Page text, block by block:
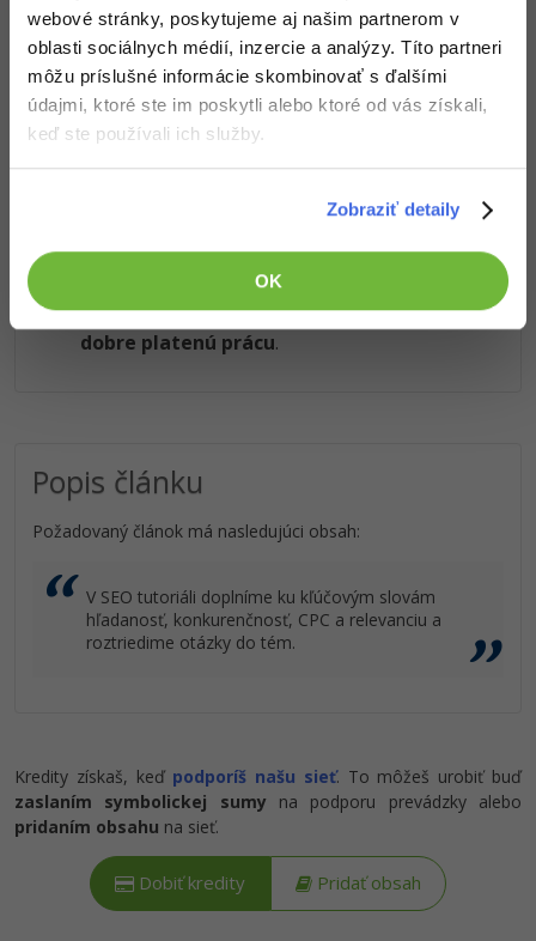
webové stránky, poskytujeme aj našim partnerom v
oblasti sociálnych médií, inzercie a analýzy. Títo partneri
môžu príslušné informácie skombinovať s ďalšími
údajmi, ktoré ste im poskytli alebo ktoré od vás získali,
keď ste používali ich služby.
Zobraziť detaily
OK
Obsah článku spadá pod licenciuPremium III, kúpou článku
súhlasíš sozmluvnými podmienkami.
v oblasti IT.
Zručnosti, ktoré ti pomôžu získať vysnívanú a
dobre platenú prácu.
Popis článku
Požadovaný článok má nasledujúci obsah:
V SEO tutoriáli doplníme ku kľúčovým slovám
hľadanosť, konkurenčnosť, CPC a relevanciu a
roztriedime otázky do tém.
Kredity získaš, keď podporíš našu sieť. To môžeš urobiť buď
zaslaním symbolickej sumy na podporu prevádzky alebo
pridaním obsahu na sieť.
Dobiť kredity Pridať obsah